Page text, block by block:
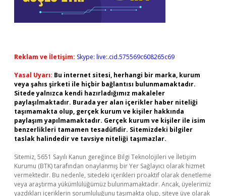
Reklam ve İletişim: Skype: live:.cid.575569c608265c69
Yasal Uyarı: Bu internet sitesi, herhangi bir marka, kurum
veya şahıs şirketi ile hiçbir bağlantısı bulunmamaktadır.
Sitede yalnızca kendi hazırladığımız makaleler
paylaşılmaktadır. Burada yer alan içerikler haber niteliği
taşımamakta olup, gerçek kurum ve kişiler hakkında
paylaşım yapılmamaktadır. Gerçek kurum ve kişiler ile isim
benzerlikleri tamamen tesadüfidir. Sitemizdeki bilgiler
taslak halindedir ve tavsiye niteliği taşımazlar.
Sitemiz, 5651 Sayılı Kanun gereğince Bilgi Teknolojileri ve İletişim
Kurumu (BTK) tarafından onaylanmış bir Yer Sağlayıcı olarak hizmet
vermektedir. Bu nedenle, sitedeki içerikleri proaktif olarak denetleme
veya araştırma yükümlülüğümüz bulunmamaktadır. Ancak, üyelerimiz
yazdıkları içeriklerin sorumluluğunu taşımakta olup, siteye üye olarak